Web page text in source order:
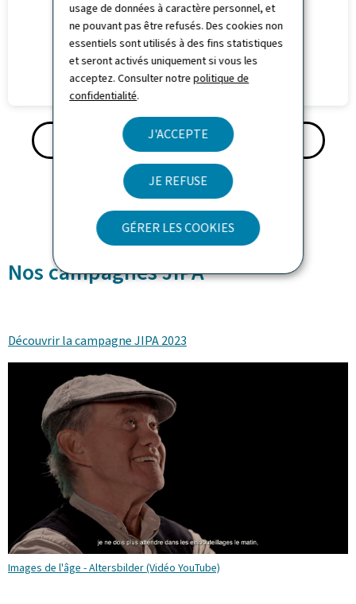
usage de données à caractère personnel, et
ne pouvant pas être refusés. Des cookies non
essentiels sont utilisés à des fins statistiques
et seront activés uniquement si vous les
acceptez. Consulter notrepolitique de
confidentialité.
J'ACCEPTE
JE REFUSE
GÉRER LES COOKIES
TÉLÉCHARGEZ LA CARTE ICI (PDF, 2,57 MO)
Nos campagnes JIPA
Découvrir la campagne JIPA 2023
Images de l'âge - Altersbilder (Vidéo YouTube)